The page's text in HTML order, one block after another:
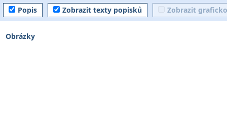
Popis Zobrazit texty popisků Zobrazit
Obrázky